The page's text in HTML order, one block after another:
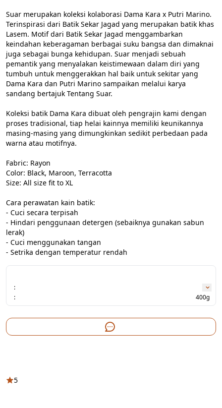
Suar merupakan koleksi kolaborasi Dama Kara x Putri Marino.
Terinspirasi dari Batik Sekar Jagad yang merupakan batik khas
Lasem. Motif dari Batik Sekar Jagad menggambarkan
keindahan keberagaman berbagai suku bangsa dan dimaknai
juga sebagai bunga kehidupan. Suar menjadi sebuah
pemantik yang menyalakan keistimewaan dalam diri yang
tumbuh untuk menggerakkan hal baik untuk sekitar yang
Dama Kara dan Putri Marino sampaikan melalui karya
sandang bertajuk Tentang Suar.
Koleksi batik Dama Kara dibuat oleh pengrajin kami dengan
proses tradisional, tiap helai kainnya memiliki keunikannya
masing-masing yang dimungkinkan sedikit perbedaan pada
warna atau motifnya.
Fabric: Rayon
Color: Black, Maroon, Terracotta
Size: All size fit to XL
Cara perawatan kain batik:
- Cuci secara terpisah
- Hindari penggunaan detergen (sebaiknya gunakan sabun
lerak)
- Cuci menggunakan tangan
- Setrika dengan temperatur rendah
:
:
400g
5